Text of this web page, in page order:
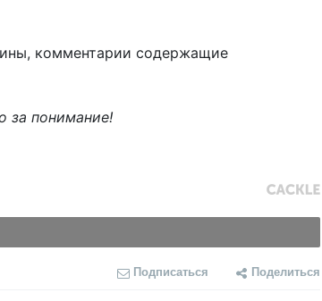
комментарии содержащие
за понимание!
Подписаться Поделиться